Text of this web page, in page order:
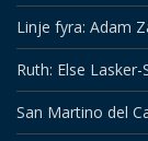
Linje fyra: Adam
Ruth: Else Lasker-
San Martino del